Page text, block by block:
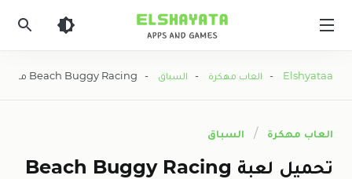
Elshyataa
- العاب مهكرة - السباق - Beach Buggy Racing مهكرة (أموال غير محدودة)
العاب مهكرة السباق
تحميل لعبة Beach Buggy Racing